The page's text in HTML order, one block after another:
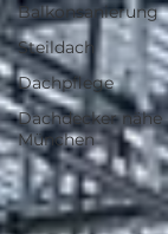
Balkonsanierung
Steildach
Dachpflege
Dachdecker nähe
München